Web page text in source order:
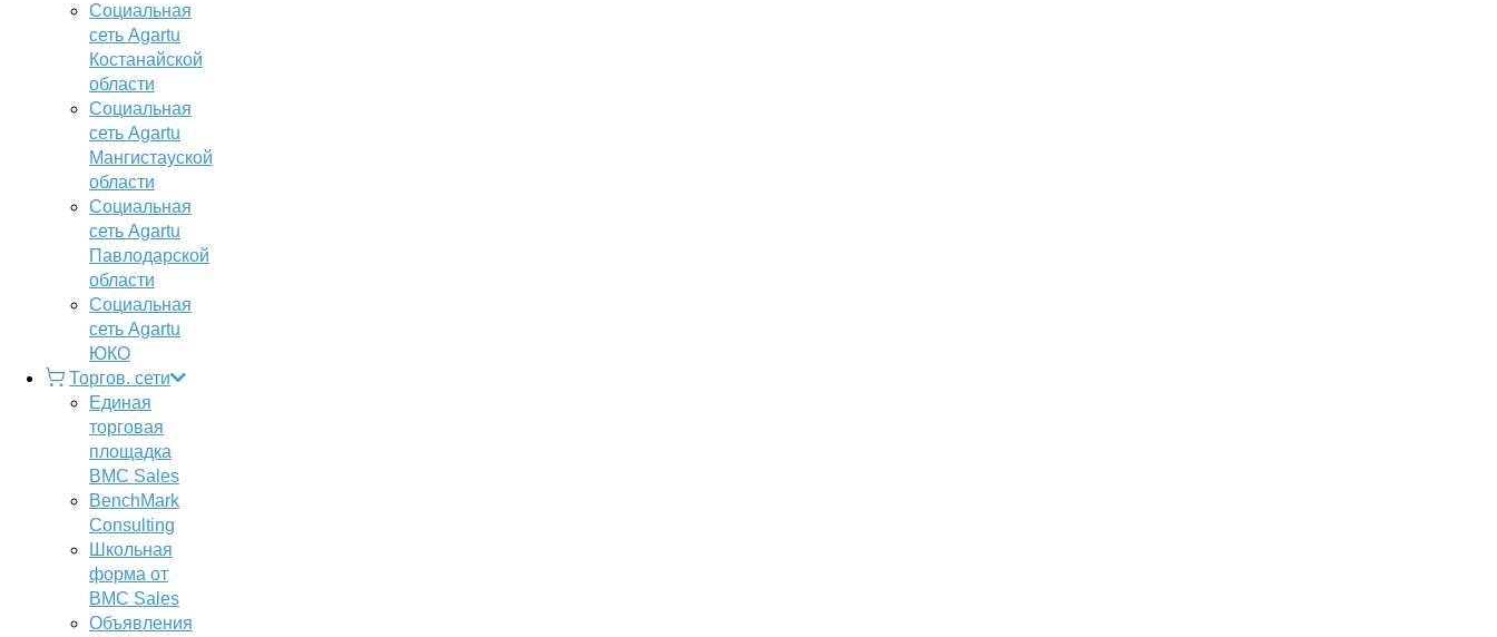
Социальная
сеть Agartu
Костанайской
области
Социальная
сеть Agartu
Мангистауской
области
Социальная
сеть Agartu
Павлодарской
области
Социальная
сеть Agartu
ЮКО
Торгов. сети
Единая
торговая
площадка
BMC Sales
BenchMark
Consulting
Школьная
форма от
BMC Sales
Объявления